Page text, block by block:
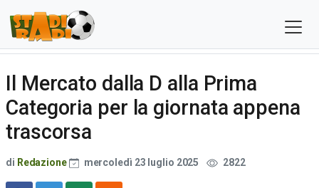
Il Mercato dalla D alla Prima
Categoria per la giornata appena
trascorsa
di Redazione mercoledì 23 luglio 2025 2822